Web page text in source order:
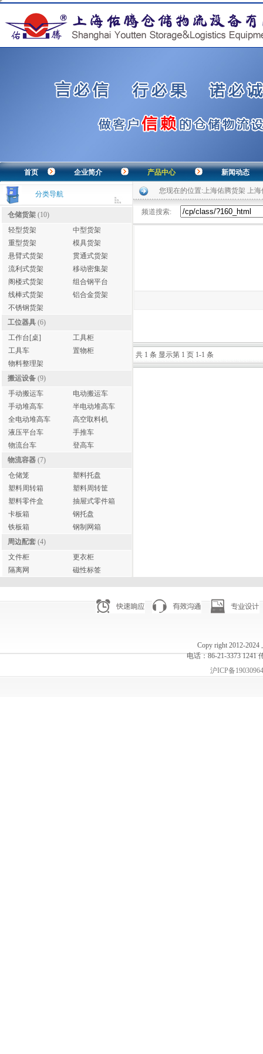
首页 企业简介 产品中心 新闻动态
分类导航
仓储货架 (10)
轻型货架
中型货架
重型货架
模具货架
悬臂式货架
贯通式货架
流利式货架
移动密集架
阁楼式货架
组合钢平台
线棒式货架
铝合金货架
不锈钢货架
工位器具 (6)
工作台[桌]
工具柜
工具车
置物柜
物料整理架
搬运设备 (9)
手动搬运车
电动搬运车
手动堆高车
半电动堆高车
全电动堆高车
高空取料机
液压平台车
手推车
物流台车
登高车
物流容器 (7)
仓储笼
塑料托盘
塑料周转箱
塑料周转筐
塑料零件盒
抽屉式零件箱
卡板箱
钢托盘
铁板箱
钢制网箱
周边配套 (4)
文件柜
更衣柜
隔离网
磁性标签
您现在的位置:上海佑腾货架 上
频道搜索:
共 1 条 显示第 1 页 1-1 条
Copy right 2012-
电话：86-21-3373 1241
沪ICP备